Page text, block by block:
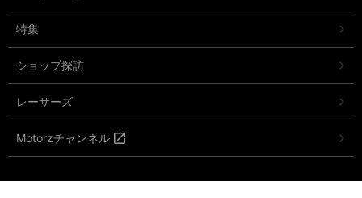
特集
ショップ探訪
レーサーズ
Motorzチャンネル